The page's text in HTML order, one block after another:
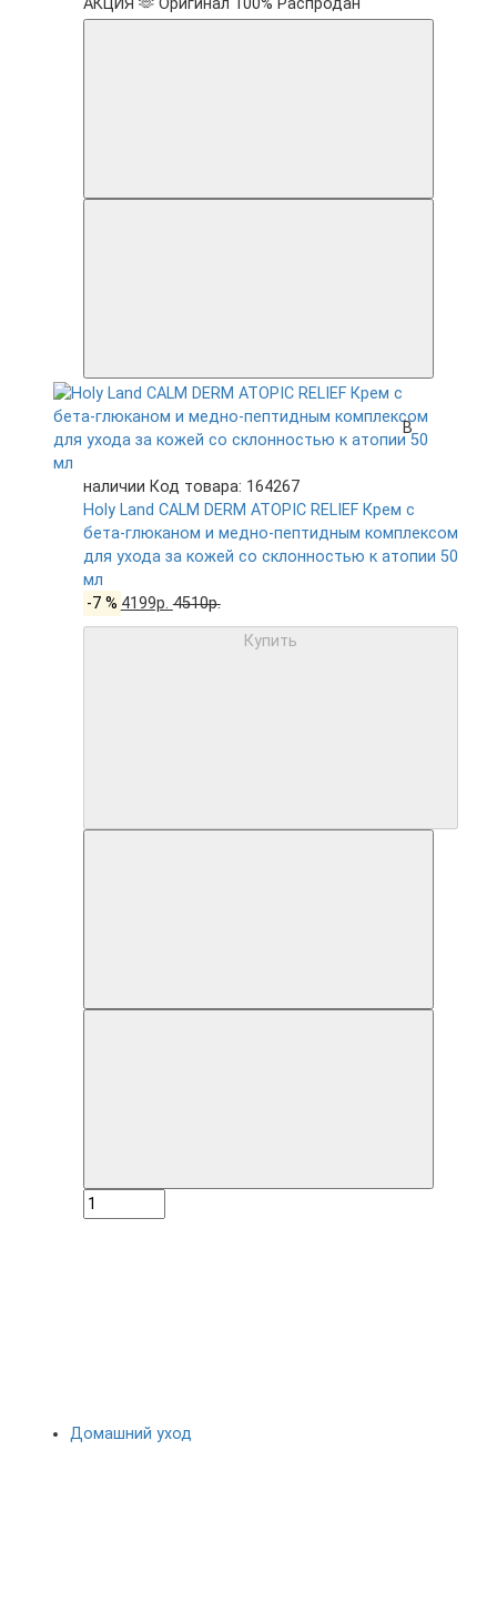
АКЦИЯ 🫶 Оригинал 100% Распродан
В
наличии Код товара: 164267
Holy Land CALM DERM ATOPIC RELIEF Крем с
бета-глюканом и медно-пептидным комплексом
для ухода за кожей со склонностью к атопии 50
мл
-7 % 4199р.4510р.
Купить
Домашний уход